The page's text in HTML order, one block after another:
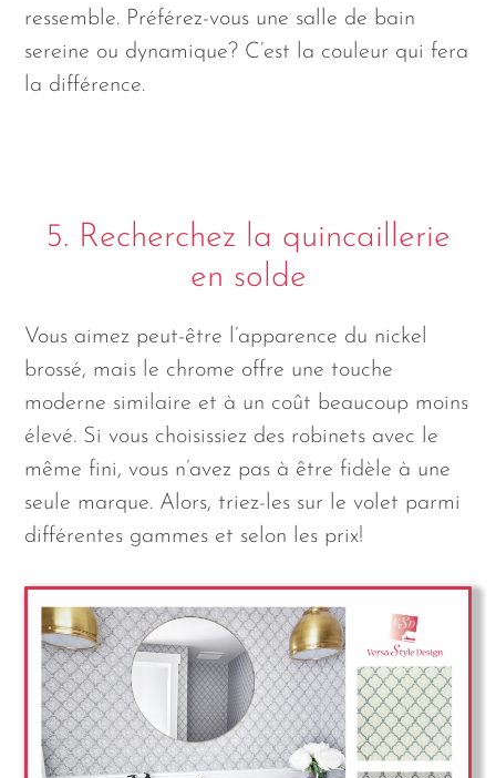
ressemble. Préférez-vous une salle de bain
sereine ou dynamique? C’est la couleur qui fera
la différence.
5. Recherchez la quincaillerie
en solde
Vous aimez peut-être l’apparence du nickel
brossé, mais le chrome offre une touche
moderne similaire et à un coût beaucoup moins
élevé. Si vous choisissiez des robinets avec le
même fini, vous n’avez pas à être fidèle à une
seule marque. Alors, triez-les sur le volet parmi
différentes gammes et selon les prix!